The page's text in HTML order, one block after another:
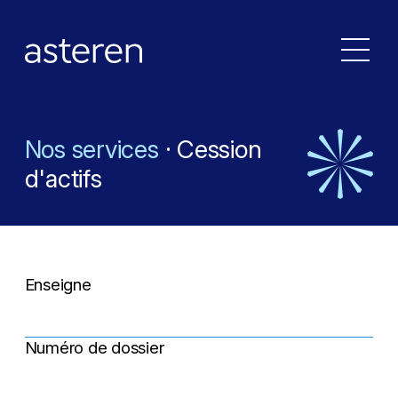
Nos services · Cession
d'actifs
Enseigne
Numéro de dossier